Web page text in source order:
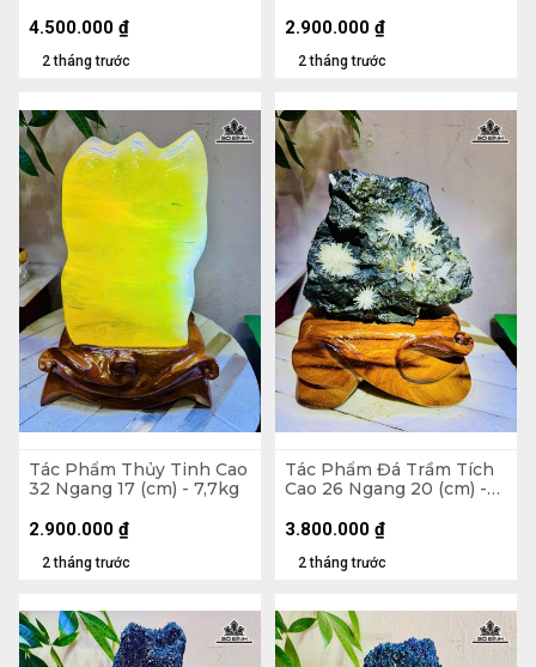
2 tháng trước
4.500.000 ₫
2 tháng trước
2.900.000 ₫
Tác Phẩm Thủy Tinh Cao
32 Ngang 17 (cm) - 7,7kg
2 tháng trước
2.900.000 ₫
Tác Phẩm Đá Trầm Tích
Cao 26 Ngang 20 (cm) -
2 tháng trước
3.800.000 ₫